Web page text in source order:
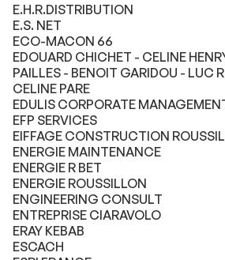
E.H.R.DISTRIBUTION
E.S. NET
ECO-MACON 66
EDOUARD CHICHET - CELINE
PAILLES - BENOIT GARIDOU - LUC
CELINE PARE
EDULIS CORPORATE
EFP SERVICES
EIFFAGE CONSTRUCTION
ENERGIE MAINTENANCE
ENERGIE R BET
ENERGIE ROUSSILLON
ENGINEERING CONSULT
ENTREPRISE CIARAVOLO
ERAY KEBAB
ESCACH